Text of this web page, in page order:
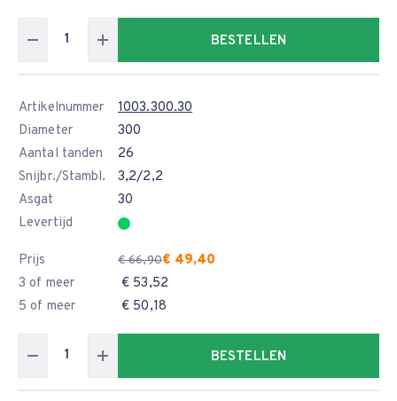
BESTELLEN
Artikelnummer
1003.300.30
Diameter
300
Aantal tanden
26
Snijbr./Stambl.
3,2/2,2
Asgat
30
Levertijd
Prijs € 66,90€ 49,40
3 of meer
€ 53,52
5 of meer
€ 50,18
BESTELLEN